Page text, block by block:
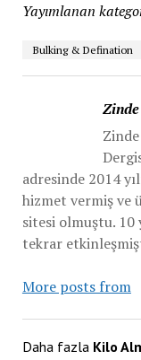
Yayımlanan
Bulking & Defination
adresinde 2014
hizmet vermiş ve
sitesi olmuştu. 10
tekrar
More posts from
Daha fazla Kilo